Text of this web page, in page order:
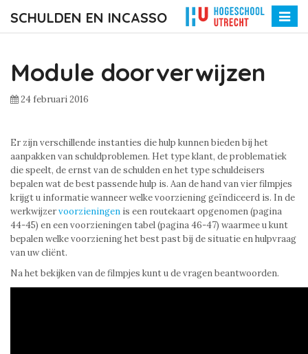
SCHULDEN EN INCASSO
Toggle
Module doorverwijzen
24 februari 2016
Er zijn verschillende instanties die hulp kunnen bieden bij het
aanpakken van schuldproblemen. Het type klant, de problematiek
die speelt, de ernst van de schulden en het type schuldeisers
bepalen wat de best passende hulp is. Aan de hand van vier filmpjes
krijgt u informatie wanneer welke voorziening geïndiceerd is. In de
werkwijzervoorzieningen is een routekaart opgenomen (pagina
44-45) en een voorzieningen tabel (pagina 46-47) waarmee u kunt
bepalen welke voorziening het best past bij de situatie en hulpvraag
van uw cliënt.
Na het bekijken van de filmpjes kunt u de vragen beantwoorden.